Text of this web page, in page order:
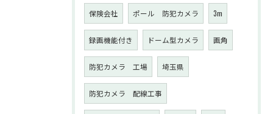
保険会社 ポール 防犯カメラ 3m
録画機能付き ドーム型カメラ 画角
防犯カメラ 工場 埼玉県
防犯カメラ 配線工事